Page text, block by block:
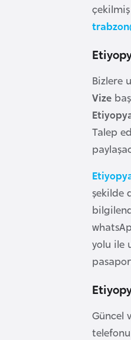
Bizlere
Vize
Talep
şekilde
yolu ile
Güncel